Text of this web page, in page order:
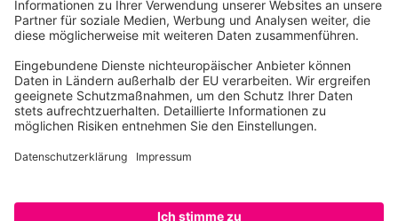
Justiz Berlin, Az: 3416/976/2
Umsatzsteuer-Identifikationsnummer: DE 114236103
Freistellungsbescheid: Als gemeinnützige Körperschaft befreit
von der Körperschaftssteuer gem. §5 I 9 KStg. unter der
Steuernummer 27/641/09321